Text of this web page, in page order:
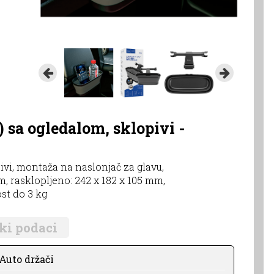
ogledalom, sklopivi -
montaža na naslonjač za glavu,
rasklopljeno: 242 x 182 x 105 mm,
do 3 kg
podaci
držači